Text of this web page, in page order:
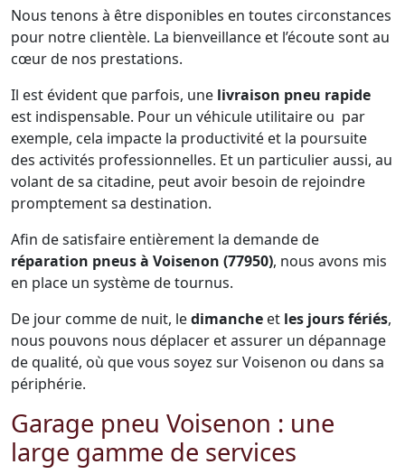
Nous tenons à être disponibles en toutes circonstances
pour notre clientèle. La bienveillance et l’écoute sont au
cœur de nos prestations.
Il est évident que parfois, une livraison pneu rapide
est indispensable. Pour un véhicule utilitaire ou par
exemple, cela impacte la productivité et la poursuite
des activités professionnelles. Et un particulier aussi, au
volant de sa citadine, peut avoir besoin de rejoindre
promptement sa destination.
Afin de satisfaire entièrement la demande de
réparation pneus à Voisenon (77950), nous avons mis
en place un système de tournus.
De jour comme de nuit, ledimanche et les jours fériés,
nous pouvons nous déplacer et assurer un dépannage
de qualité, où que vous soyez sur Voisenon ou dans sa
périphérie.
Garage pneu Voisenon : une
large gamme de services